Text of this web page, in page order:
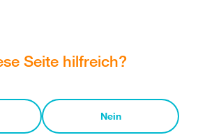
Seite hilfreich?
Nein